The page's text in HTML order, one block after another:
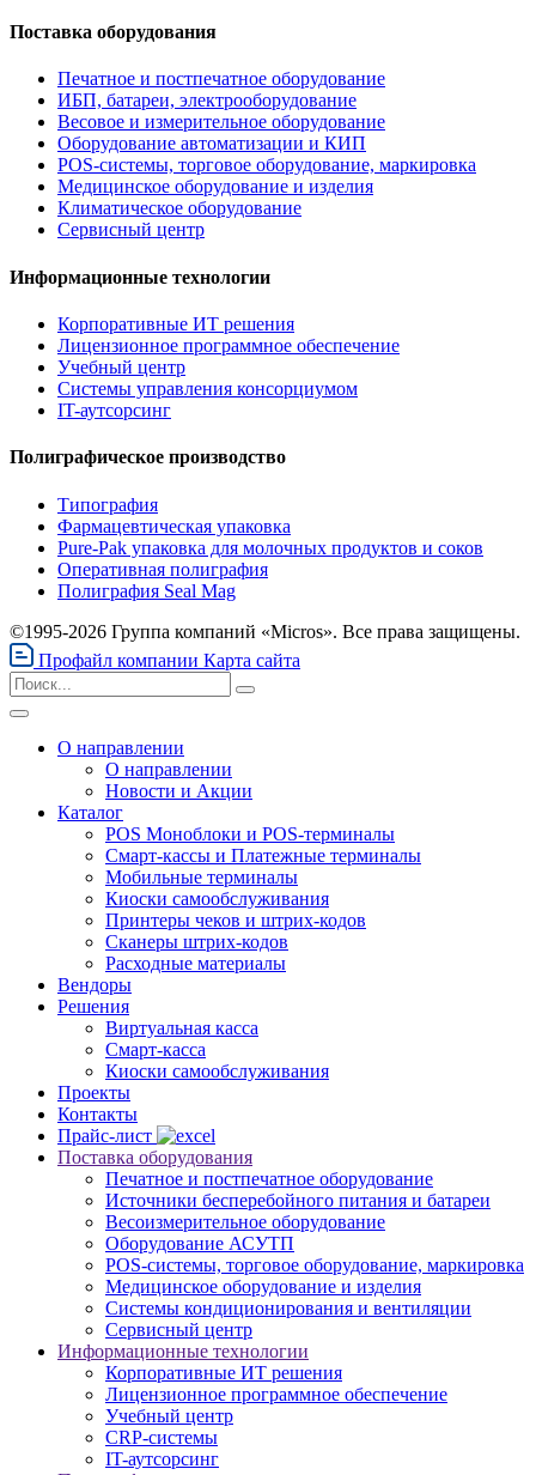
Поставка оборудования
Печатное и постпечатное оборудование
ИБП, батареи, электрооборудование
Весовое и измерительное оборудование
Оборудование автоматизации и КИП
POS-системы, торговое оборудование, маркировка
Медицинское оборудование и изделия
Климатическое оборудование
Сервисный центр
Информационные технологии
Корпоративные ИТ решения
Лицензионное программное обеспечение
Учебный центр
Системы управления консорциумом
IT-аутсорсинг
Полиграфическое производство
Типография
Фармацевтическая упаковка
Pure-Pak упаковка для молочных продуктов и соков
Оперативная полиграфия
Полиграфия Seal Mag
©1995-2026 Группа компаний «Micros». Все права защищены.
Профайл компании Карта сайта
О направлении
О направлении
Новости и Акции
Каталог
POS Моноблоки и POS-терминалы
Смарт-кассы и Платежные терминалы
Мобильные терминалы
Киоски самообслуживания
Принтеры чеков и штрих-кодов
Cканеры штрих-кодов
Расходные материалы
Вендоры
Решения
Виртуальная касса
Смарт-касса
Киоски самообслуживания
Проекты
Контакты
Прайс-лист
Поставка оборудования
Печатное и постпечатное оборудование
Источники бесперебойного питания и батареи
Весоизмерительное оборудование
Оборудование АСУТП
POS-системы, торговое оборудование, маркировка
Медицинское оборудование и изделия
Системы кондиционирования и вентиляции
Сервисный центр
Информационные технологии
Корпоративные ИТ решения
Лицензионное программное обеспечение
Учебный центр
CRP-системы
IT-аутсорсинг